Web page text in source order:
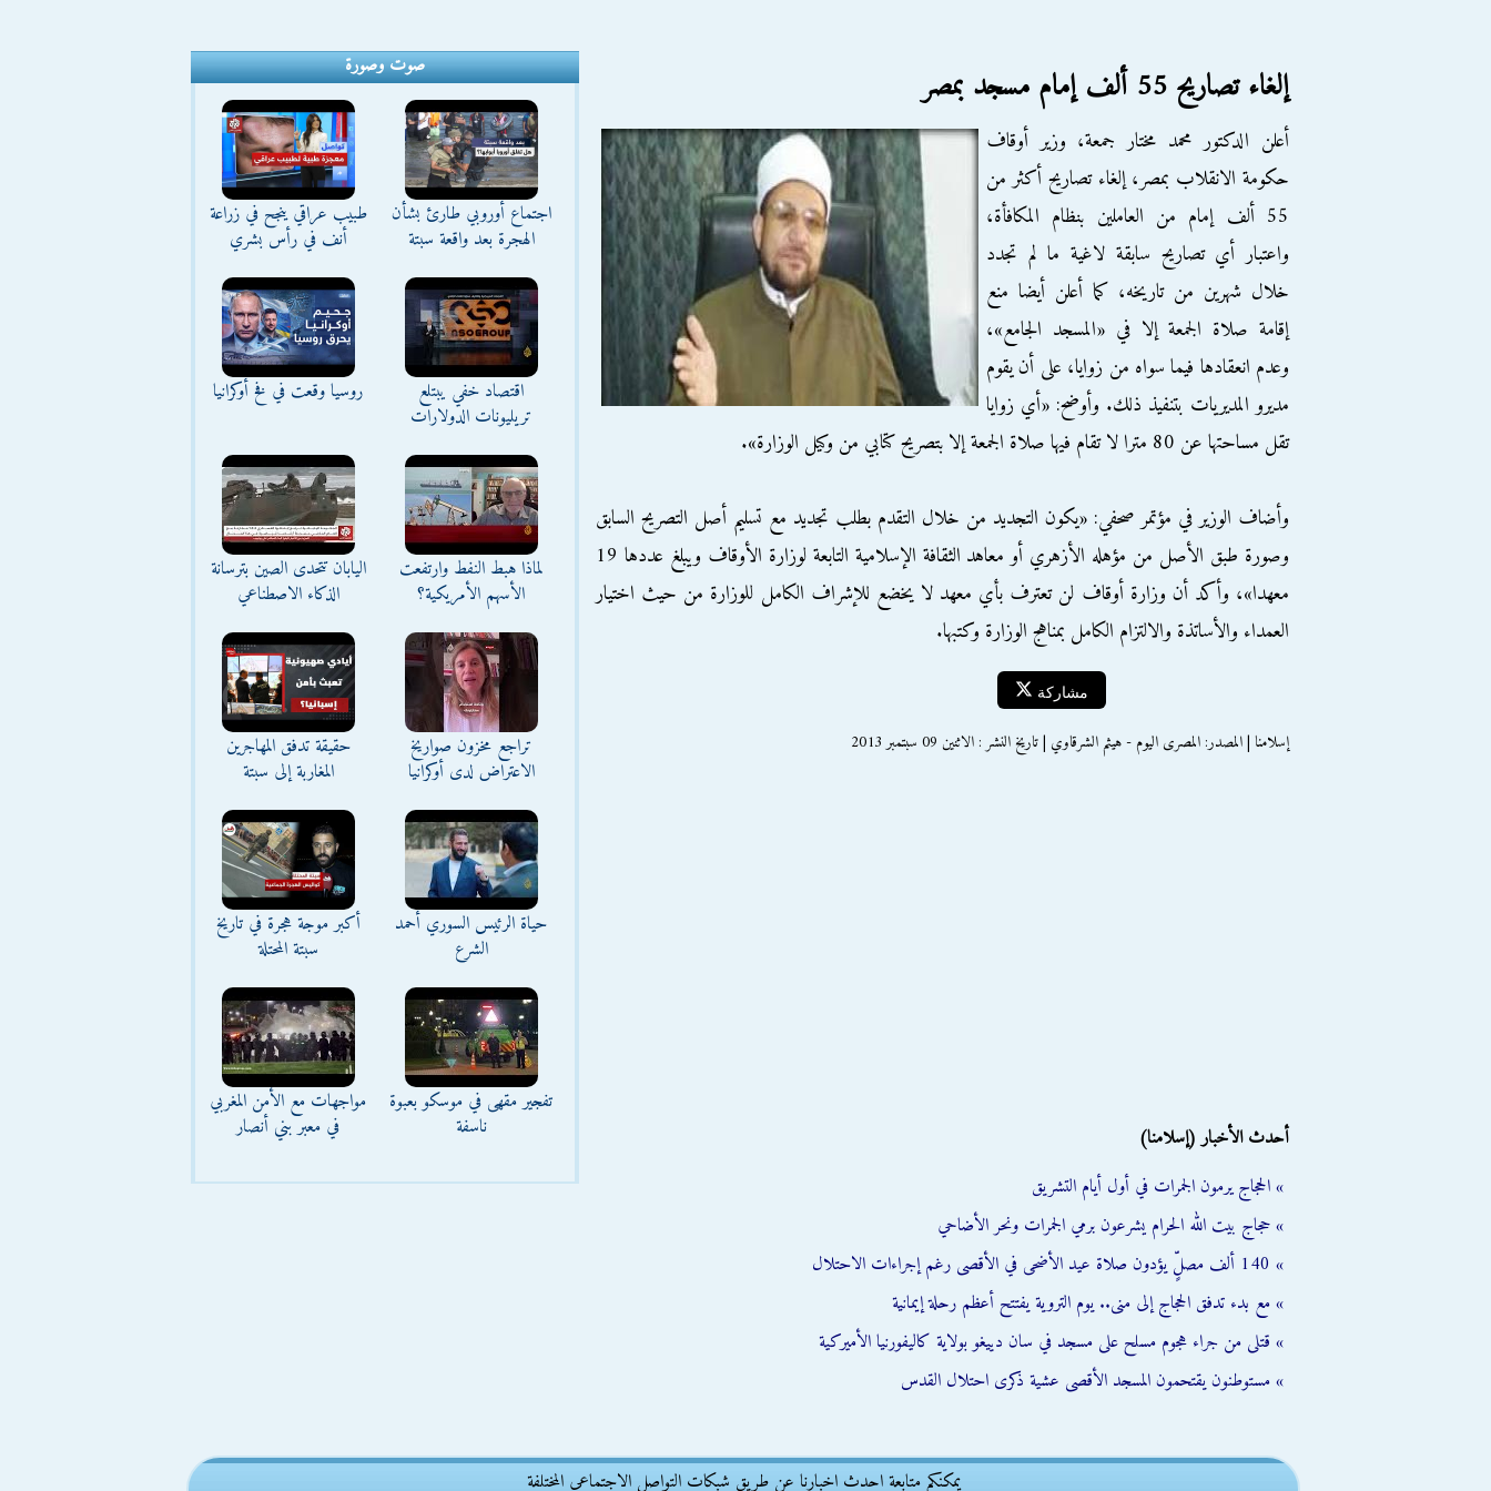
إلغاء تصاريح 55 ألف إمام مسجد بمصر
أعلن الدكتور محمد مختار جمعة، وزير أوقاف
حكومة الانقلاب بمصر، إلغاء تصاريح أكثر من
55 ألف إمام من العاملين بنظام المكافأة،
واعتبار أي تصاريح سابقة لاغية ما لم تجدد
خلال شهرين من تاريخه، كما أعلن أيضا منع
إقامة صلاة الجمعة إلا في «المسجد الجامع»،
وعدم انعقادها فيما سواه من زوايا، على أن يقوم
مديرو المديريات بتنفيذ ذلك. وأوضح: «أي زوايا
تقل مساحتها عن 80 مترا لا تقام فيها صلاة الجمعة إلا بتصريح كتابي من وكيل الوزارة».
وأضاف الوزير في مؤتمر صحفي: «يكون التجديد من خلال التقدم بطلب تجديد مع تسليم أصل التصريح السابق
وصورة طبق الأصل من مؤهله الأزهري أو معاهد الثقافة الإسلامية التابعة لوزارة الأوقاف ويبلغ عددها 19
معهدا»، وأكد أن وزارة أوقاف لن تعترف بأي معهد لا يخضع للإشراف الكامل للوزارة من حيث اختيار
العمداء والأساتذة والالتزام الكامل بمناهج الوزارة وكتبها.
مشاركة
إسلامنا | المصدر: المصرى اليوم - هيثم الشرقاوي | تاريخ النشر : الاثنين 09 سبتمبر 2013
أحدث الأخبار (إسلامنا)
» الحجاج يرمون الجمرات في أول أيام التشريق
» حجاج بيت الله الحرام يشرعون برمي الجمرات ونحر الأضاحي
» 140 ألف مصلٍّ يؤدون صلاة عيد الأضحى في الأقصى رغم إجراءات الاحتلال
» مع بدء تدفق الحجاج إلى منى.. يوم التروية يفتتح أعظم رحلة إيمانية
» قتلى من جراء هجوم مسلح على مسجد في سان دييغو بولاية كاليفورنيا الأميركية
» مستوطنون يقتحمون المسجد الأقصى عشية ذكرى احتلال القدس
صوت وصورة
اجتماع أوروبي طارئ بشأن
الهجرة بعد واقعة سبتة
طبيب عراقي ينجح في زراعة
أنف في رأس بشري
اقتصاد خفي يبتلع
تريليونات الدولارات
روسيا وقعت في فخ أوكرانيا
لماذا هبط النفط وارتفعت
الأسهم الأمريكية؟
اليابان تتحدى الصين بترسانة
الذكاء الاصطناعي
تراجع مخزون صواريخ
الاعتراض لدى أوكرانيا
حقيقة تدفق المهاجرين
المغاربة إلى سبتة
حياة الرئيس السوري أحمد
الشرع
أكبر موجة هجرة في تاريخ
سبتة المحتلة
تفجير مقهى في موسكو بعبوة
ناسفة
مواجهات مع الأمن المغربي
في معبر بني أنصار
يمكنكم متابعة احدث اخبارنا عن طريق شبكات التواصل الاجتماعى المختلفة